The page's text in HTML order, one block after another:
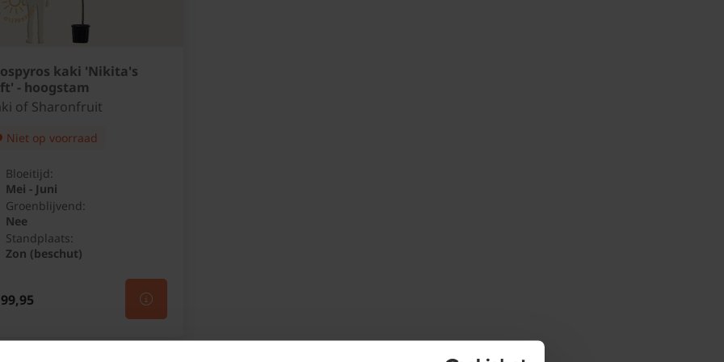
kaki 'Nikita's
- hoogstam
of Sharonfruit
Niet op voorraad
Bloeitijd:
Mei - Juni
Groenblijvend:
Nee
Standplaats:
Zon (beschut)